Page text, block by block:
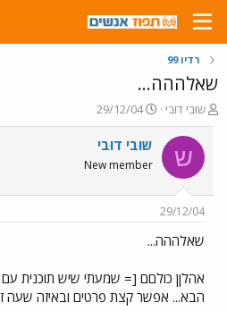
רדיו 99
שאלההה...
פ
ו
ת
ח
ה
ש
א
שוּבי דוּבי
פ
ו
ר
ם
29/12/04
ש שוּבי דוּבי
New member
29/12/04
שאלההה...
אהלןן כולםם [= שמעתי שיש תוכנית
הבא... אפשר קצת פרטים ובאיזה